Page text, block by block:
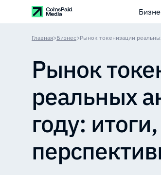
Главная>Бизнес>Рынок токенизации
Рынок
реальных
году: